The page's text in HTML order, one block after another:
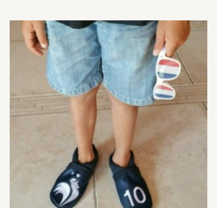
Plage
de
prix :
41,00 €
à
54,00 €